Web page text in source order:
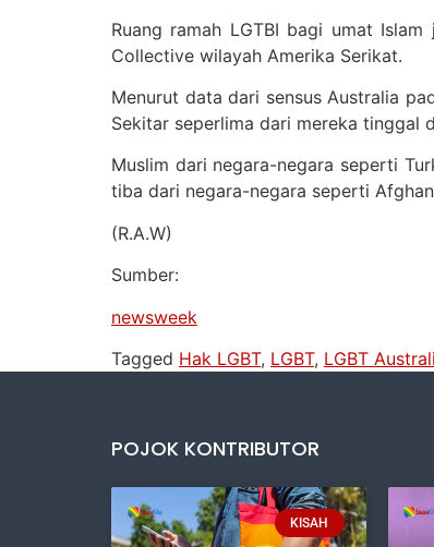
Ruang ramah LGTBI bagi umat
Collective wilayah Amerika Serikat.
Menurut data dari sensus Australia
Sekitar seperlima dari mereka tinggal
Muslim dari negara-negara seperti
tiba dari negara-negara seperti
(R.A.W)
Sumber:
newsweek
Tagged Hak LGBT, LGBT, LGBT
POJOK KONTRIBUTOR
KISAH